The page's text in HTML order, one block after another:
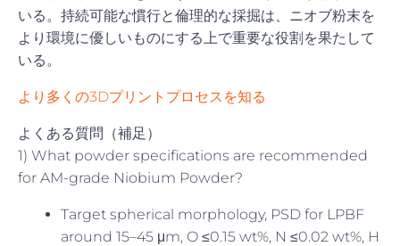
いる。持続可能な慣行と倫理的な採掘は、ニオブ粉末を
より環境に優しいものにする上で重要な役割を果たして
いる。
より多くの3Dプリントプロセスを知る
よくある質問（補足）
1) What powder specifications are recommended
for AM-grade Niobium Powder?
Target spherical morphology, PSD for LPBF
around 15–45 μm, O ≤0.15 wt%, N ≤0.02 wt%, H